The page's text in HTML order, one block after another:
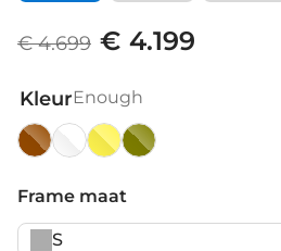
€ 4.699 € 4.199
KleurEnough
WhiteBlackPoseidon
Frame maat
S